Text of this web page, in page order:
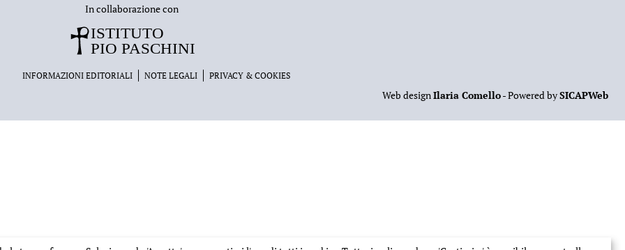
In collaborazione con
INFORMAZIONI EDITORIALI NOTE LEGALI PRIVACY & COOKIES
Web designIlaria Comello- Powered bySICAPWeb